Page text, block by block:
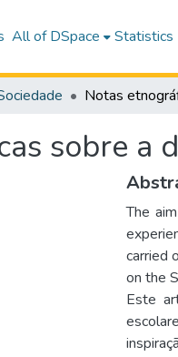
All of DSpace Statistics
sobre a
The
carried
on the
Este